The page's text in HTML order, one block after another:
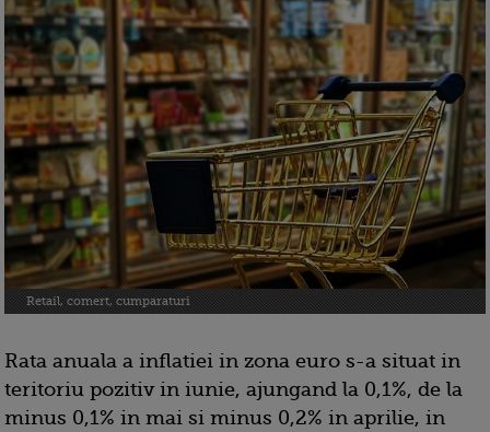
Retail, comert, cumparaturi
Rata anuala a inflatiei in zona euro s-a situat in
teritoriu pozitiv in iunie, ajungand la 0,1%, de la
minus 0,1% in mai si minus 0,2% in aprilie, in